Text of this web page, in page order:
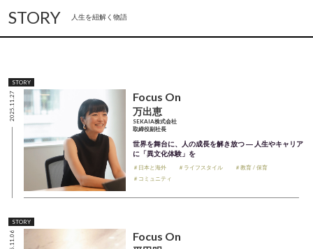
STORY 人生を紐解く物語
2025.11.27
STORY
Focus On
万出恵
SEKAIA株式会社
取締役副社長
世界を舞台に、人の成長を解き放つ ― 人生やキャリア
に「異文化体験」を
＃日本と海外 ＃ライフスタイル
＃教育 / 保育
＃コミュニティ
STORY
Focus On